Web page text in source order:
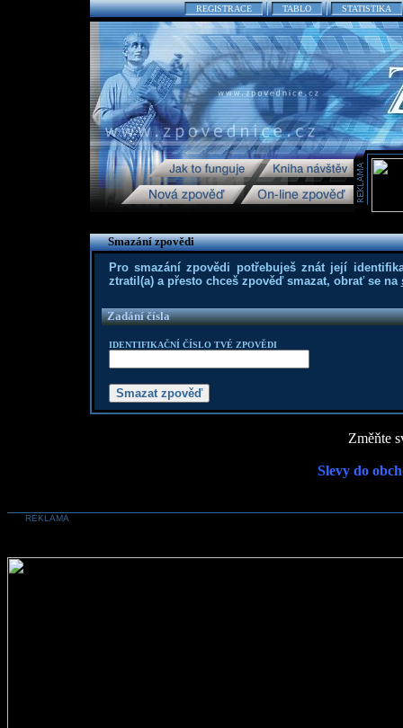
REGISTRACE TABLO STATISTIKA
Smazání zpovědi
Pro smazání zpovědi potřebuješ znát její
ztratil(a) a přesto chceš zpověď smazat, obrať se na
Zadání čísla
IDENTIFIKAČNÍ ČÍSLO TVÉ ZPOVĚDI
Změňte
Slevy do
REKLAMA